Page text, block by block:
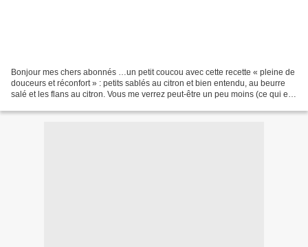
Bonjour mes chers abonnés …un petit coucou avec cette recette « pleine de
douceurs et réconfort » : petits sablés au citron et bien entendu, au beurre
salé et les flans au citron. Vous me verrez peut-être un peu moins (ce qui est